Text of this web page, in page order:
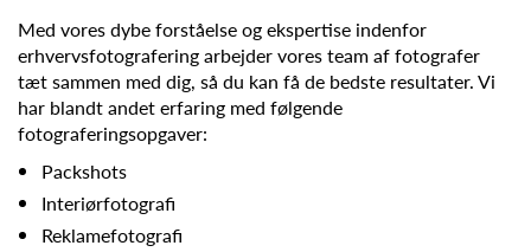
Med vores dybe forståelse og ekspertise indenfor
erhvervsfotografering arbejder vores team af fotografer
tæt sammen med dig, så du kan få de bedste resultater. Vi
har blandt andet erfaring med følgende
fotograferingsopgaver:
Packshots
Interiørfotografi
Reklamefotografi